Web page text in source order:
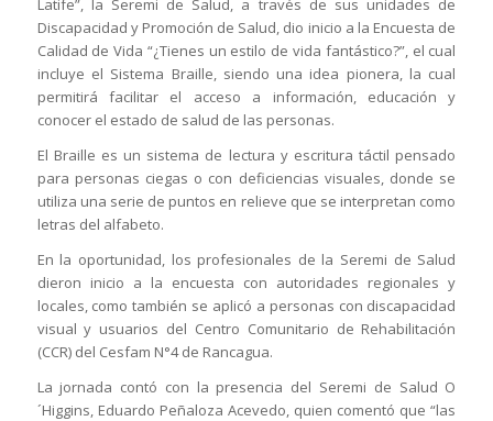
Discapacidad y Promoción de Salud, dio inicio a la Encuesta de
Calidad de Vida “¿Tienes un estilo de vida fantástico?”, el cual
incluye el Sistema Braille, siendo una idea pionera, la cual
permitirá facilitar el acceso a información, educación y
conocer el estado de salud de las personas.
El Braille es un sistema de lectura y escritura táctil pensado
para personas ciegas o con deficiencias visuales, donde se
utiliza una serie de puntos en relieve que se interpretan como
letras del alfabeto.
En la oportunidad, los profesionales de la Seremi de Salud
dieron inicio a la encuesta con autoridades regionales y
locales, como también se aplicó a personas con discapacidad
visual y usuarios del Centro Comunitario de Rehabilitación
(CCR) del Cesfam N°4 de Rancagua.
La jornada contó con la presencia del Seremi de Salud O
´Higgins, Eduardo Peñaloza Acevedo, quien comentó que “las